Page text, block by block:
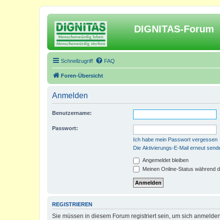
DIGNITAS-Forum
Schnellzugriff FAQ
Foren-Übersicht
Anmelden
Benutzername:
Passwort:
Ich habe mein Passwort vergessen
Die Aktivierungs-E-Mail erneut
Angemeldet bleiben
Meinen Online-Status während
REGISTRIEREN
Sie müssen in diesem Forum registriert sein, um sich